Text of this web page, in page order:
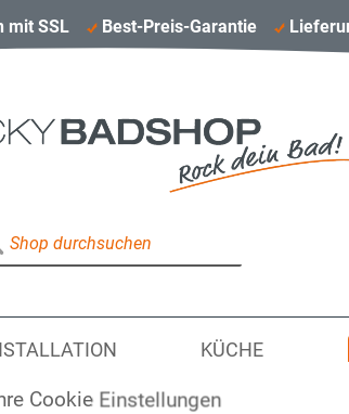
mit SSL Best-Preis-Garantie
KÜCHE
Cookie Einstellungen